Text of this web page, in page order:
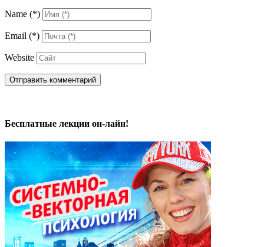
Name (*)
Email (*)
Website
Бесплатные лекции он-лайн!